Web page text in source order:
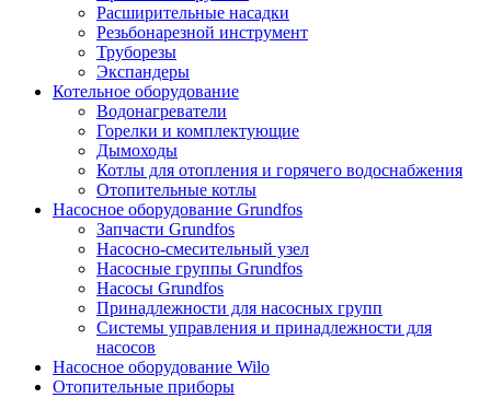
Расширительные насадки
Резьбонарезной инструмент
Труборезы
Экспандеры
Котельное оборудование
Водонагреватели
Горелки и комплектующие
Дымоходы
Котлы для отопления и горячего водоснабжения
Отопительные котлы
Насосное оборудование Grundfos
Запчасти Grundfos
Насосно-смесительный узел
Насосные группы Grundfos
Насосы Grundfos
Принадлежности для насосных групп
Системы управления и принадлежности для
насосов
Насосное оборудование Wilo
Отопительные приборы